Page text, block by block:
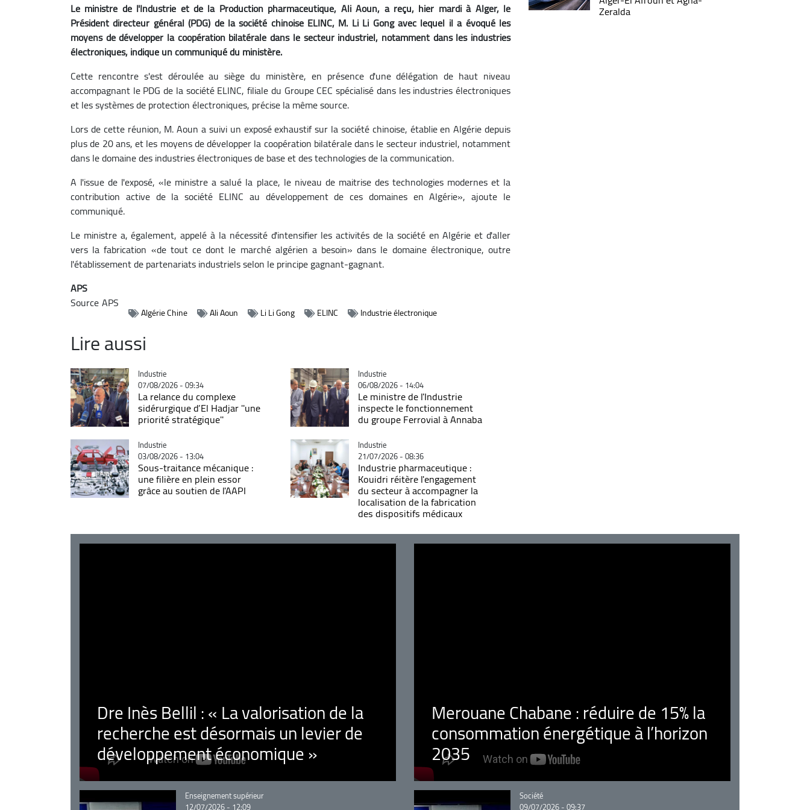
Le ministre de l'Industrie et de la Production pharmaceutique, Ali Aoun, a reçu, hier mardi à Alger, le
Président directeur général (PDG) de la société chinoise ELINC, M. Li Li Gong avec lequel il a évoqué les
moyens de développer la coopération bilatérale dans le secteur industriel, notamment dans les industries
électroniques, indique un communiqué du ministère.
Cette rencontre s'est déroulée au siège du ministère, en présence d'une délégation de haut niveau
accompagnant le PDG de la société ELINC, filiale du Groupe CEC spécialisé dans les industries électroniques
et les systèmes de protection électroniques, précise la même source.
Lors de cette réunion, M. Aoun a suivi un exposé exhaustif sur la société chinoise, établie en Algérie depuis
plus de 20 ans, et les moyens de développer la coopération bilatérale dans le secteur industriel, notamment
dans le domaine des industries électroniques de base et des technologies de la communication.
A l'issue de l'exposé, «le ministre a salué la place, le niveau de maitrise des technologies modernes et la
contribution active de la société ELINC au développement de ces domaines en Algérie», ajoute le
communiqué.
Le ministre a, également, appelé à la nécessité d'intensifier les activités de la société en Algérie et d'aller
vers la fabrication «de tout ce dont le marché algérien a besoin» dans le domaine électronique, outre
l'établissement de partenariats industriels selon le principe gagnant-gagnant.
APS
SourceAPS
Algérie Chine Ali Aoun Li Li Gong ELINC Industrie électronique
Lire aussi
Catégorie
Industrie
07/08/2026 - 09:34
La relance du complexe
sidérurgique d’El Hadjar ''une
priorité stratégique''
Catégorie
Industrie
06/08/2026 - 14:04
Le ministre de l'Industrie
inspecte le fonctionnement
du groupe Ferrovial à Annaba
Catégorie
Industrie
03/08/2026 - 13:04
Sous-traitance mécanique :
une filière en plein essor
grâce au soutien de l'AAPI
Catégorie
Industrie
21/07/2026 - 08:36
Industrie pharmaceutique :
Kouidri réitère l'engagement
du secteur à accompagner la
localisation de la fabrication
des dispositifs médicaux
Zeralda
Dre Inès Bellil : « La valorisation de la
recherche est désormais un levier de
développement économique »
Merouane Chabane : réduire de 15% la
consommation énergétique à l’horizon
2035
Catégorie
Enseignement supérieur
12/07/2026 - 12:09
Catégorie
Société
09/07/2026 - 09:37